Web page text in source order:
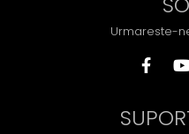
Urmareste-